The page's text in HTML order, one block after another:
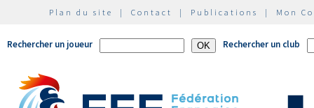
Plan du site | Contact | Publications | Mon
Rechercher un joueur Rechercher un club